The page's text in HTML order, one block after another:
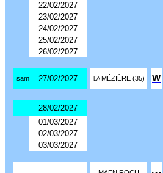
22/02/2027
23/02/2027
24/02/2027
25/02/2027
26/02/2027
sam 27/02/2027 LA MÉZIÈRE (35) W
28/02/2027
01/03/2027
02/03/2027
03/03/2027